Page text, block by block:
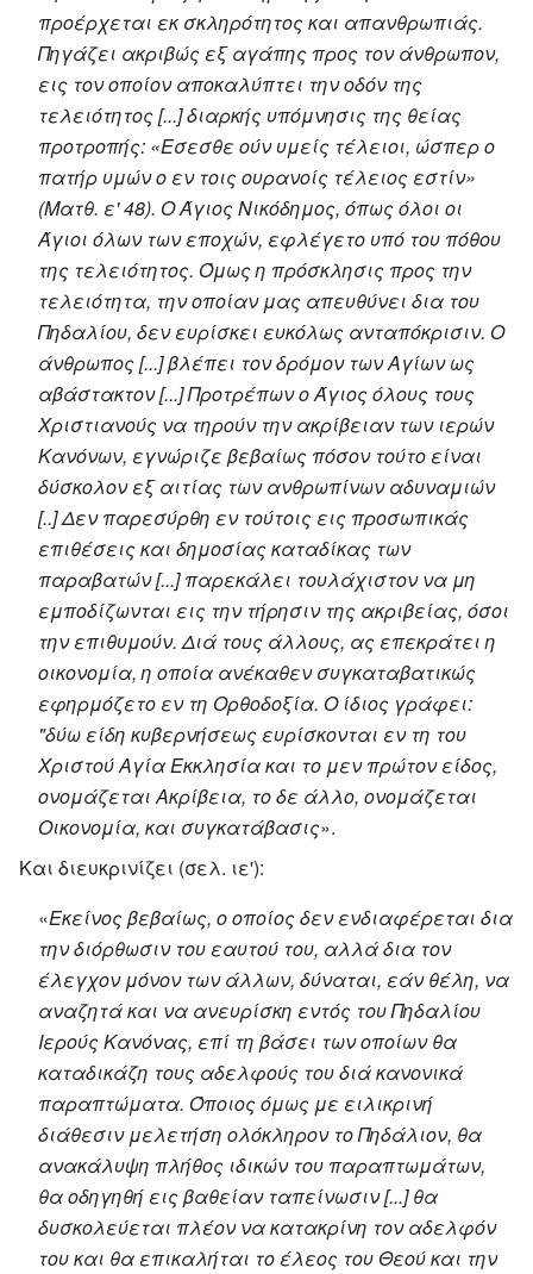
προέρχεται εκ σκληρότητος και απανθρωπιάς.
Πηγάζει ακριβώς εξ αγάπης προς τον άνθρωπον,
εις τον οποίον αποκαλύπτει την οδόν της
τελειότητος [...] διαρκής υπόμνησις της θείας
προτροπής: «Εσεσθε ούν υμείς τέλειοι, ώσπερ ο
πατήρ υμών ο εν τοις ουρανοίς τέλειος εστίν»
(Ματθ. ε' 48). Ο Άγιος Νικόδημος, όπως όλοι οι
Άγιοι όλων των εποχών, εφλέγετο υπό του πόθου
της τελειότητος. Όμως η πρόσκλησις προς την
τελειότητα, την οποίαν μας απευθύνει δια του
Πηδαλίου, δεν ευρίσκει ευκόλως ανταπόκρισιν. Ο
άνθρωπος [...] βλέπει τον δρόμον των Αγίων ως
αβάστακτον [...] Προτρέπων ο Άγιος όλους τους
Χριστιανούς να τηρούν την ακρίβειαν των ιερών
Κανόνων, εγνώριζε βεβαίως πόσον τούτο είναι
δύσκολον εξ αιτίας των ανθρωπίνων αδυναμιών
[..] Δεν παρεσύρθη εν τούτοις εις προσωπικάς
επιθέσεις και δημοσίας καταδίκας των
παραβατών [...] παρεκάλει τουλάχιστον να μη
εμποδίζωνται εις την τήρησιν της ακριβείας, όσοι
την επιθυμούν. Διά τους άλλους, ας επεκράτει η
οικονομία, η οποία ανέκαθεν συγκαταβατικώς
εφηρμόζετο εν τη Ορθοδοξία. Ο ίδιος γράφει:
"δύω είδη κυβερνήσεως ευρίσκονται εν τη του
Χριστού Αγία Εκκλησία και το μεν πρώτον είδος,
ονομάζεται Ακρίβεια, το δε άλλο, ονομάζεται
Οικονομία, και συγκατάβασις».
Και διευκρινίζει (σελ. ιε'):
«Εκείνος βεβαίως, ο οποίος δεν ενδιαφέρεται δια
την διόρθωσιν του εαυτού του, αλλά δια τον
έλεγχον μόνον των άλλων, δύναται, εάν θέλη, να
αναζητά και να ανευρίσκη εντός του Πηδαλίου
Ιερούς Κανόνας, επί τη βάσει των οποίων θα
καταδικάζη τους αδελφούς του διά κανονικά
παραπτώματα. Όποιος όμως με ειλικρινή
διάθεσιν μελετήση ολόκληρον το Πηδάλιον, θα
ανακάλυψη πλήθος ιδικών του παραπτωμάτων,
θα οδηγηθή εις βαθείαν ταπείνωσιν [...] θα
δυσκολεύεται πλέον να κατακρίνη τον αδελφόν
του και θα επικαλήται το έλεος του Θεού και την